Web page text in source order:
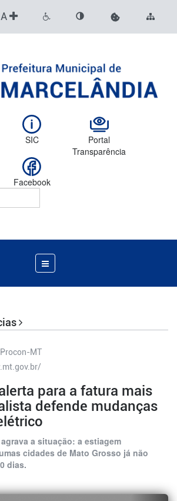
A
SIC
Portal
Transparência
Facebook
Menu
de
Navegação
MT
para a fatura mais
defende mudanças
a situação: a estiagem
cidades de Mato Grosso já não
dias.